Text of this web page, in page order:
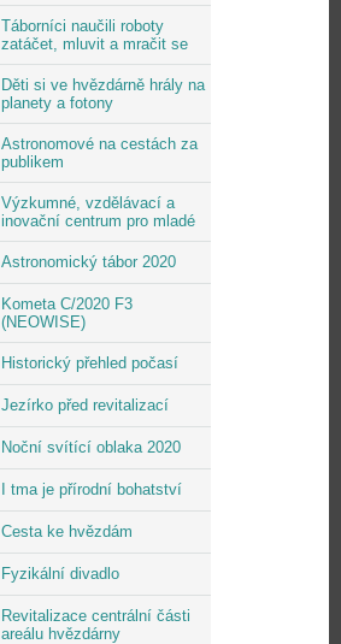
Táborníci naučili roboty
zatáčet, mluvit a mračit se
Děti si ve hvězdárně hrály na
planety a fotony
Astronomové na cestách za
publikem
Výzkumné, vzdělávací a
inovační centrum pro mladé
Astronomický tábor 2020
Kometa C/2020 F3
(NEOWISE)
Historický přehled počasí
Jezírko před revitalizací
Noční svítící oblaka 2020
I tma je přírodní bohatství
Cesta ke hvězdám
Fyzikální divadlo
Revitalizace centrální části
areálu hvězdárny